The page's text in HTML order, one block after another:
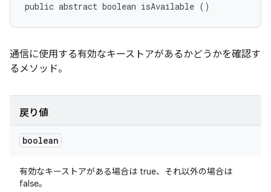
public abstract boolean isAvailable ()
通信に使用する有効なキーストアがあるかどうかを確認す
るメソッド。
戻り値
boolean
有効なキーストアがある場合は true、それ以外の場合は
false。